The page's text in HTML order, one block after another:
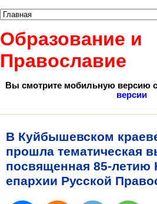
Образование и
Православие
Вы смотрите мобильную версию
версии
В Куйбышевском
прошла тематическая
посвященная 85-летию
епархии Русской